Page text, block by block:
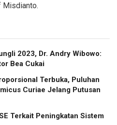
2023, Dr. Andry Wibowo:
Bea Cukai
Terbuka, Puluhan
Curiae Jelang Putusan
Terkait Peningkatan Sistem